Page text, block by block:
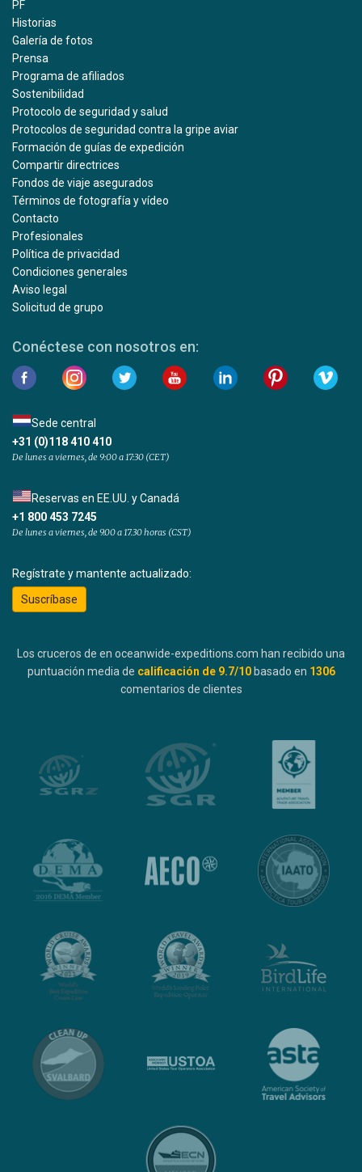
PF
Historias
Galería de fotos
Prensa
Programa de afiliados
Sostenibilidad
Protocolo de seguridad y salud
Protocolos de seguridad contra la gripe aviar
Formación de guías de expedición
Compartir directrices
Fondos de viaje asegurados
Términos de fotografía y vídeo
Contacto
Profesionales
Política de privacidad
Condiciones generales
Aviso legal
Solicitud de grupo
Conéctese con nosotros en:
Sede central
+31 (0)118 410 410
De lunes a viernes, de 9:00 a 17:30 (CET)
Reservas en EE.UU. y Canadá
+1 800 453 7245
De lunes a viernes, de 9.00 a 17.30 horas (CST)
Regístrate y mantente actualizado:
Suscríbase
Los cruceros de en oceanwide-expeditions.com han recibido una
puntuación media de calificación de 9.7/10 basado en 1306
comentarios de clientes